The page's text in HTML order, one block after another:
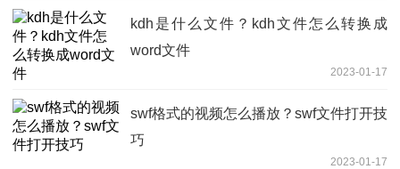
kdh是什么文件？kdh文件怎么转换成
word文件
2023-01-17
swf格式的视频怎么播放？swf文件打开技
巧
2023-01-17